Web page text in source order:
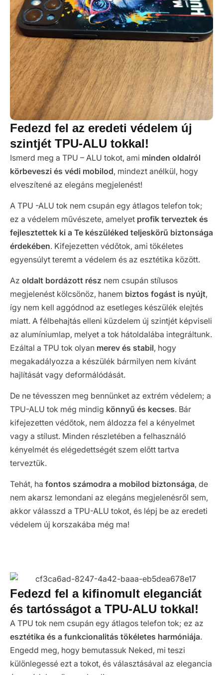
Fedezd fel az eredeti védelem új
szintjét TPU-ALU tokkal!
Ismerd meg a TPU – ALU tokot, ami minden oldalról
körbeveszi és védi mobilod, mindezt anélkül, hogy
elveszítené az elegáns megjelenést!
A TPU -ALU tok nem csupán egy átlagos telefon tok;
ez a védelem művészete, amelyet profik terveztek és
fejlesztettek ki a Te készüléked teljeskörű biztonsága
érdekében. Kifejezetten védőtok, ami tökéletes
egyensúlyt teremt a védelem és az esztétika között.
Az oldalt bordázott rész nem csupán stílusos
megjelenést kölcsönöz, hanem biztos fogást is nyújt,
így nem kell aggódnod az esetleges készülék elejtés
miatt. A félbehajtás elleni küzdelem új szintjét képviseli
az alumíniumlap, melyet a tok hátoldalába integráltunk.
Ezáltal a TPU tok olyan merev és stabil, hogy
megakadályozza a készülék bármilyen nem kívánt
hajlítását vagy deformálódását.
De ne tévesszen meg bennünket az extrém védelem; a
TPU-ALU tok még mindig könnyű és kecses. Bár
kifejezetten védőtok, nem áldozza fel a kényelmet
vagy a stílust. Minden részletében a felhasználó
kényelmét és elégedettségét szem előtt tartva
terveztük.
Tehát, ha fontos számodra a mobilod biztonsága, de
nem akarsz lemondani az elegáns megjelenésről sem,
akkor válasszd a TPU-ALU tokot, és lépj be az eredeti
védelem új korszakába még ma!
Fedezd fel a kifinomult eleganciát
és tartósságot a TPU-ALU tokkal!
A TPU tok nem csupán egy átlagos telefon tok; ez az
esztétika és a funkcionalitás tökéletes harmóniája.
Engedd meg, hogy bemutassuk Neked, mi teszi
különlegessé ezt a tokot, és választásával az elegancia